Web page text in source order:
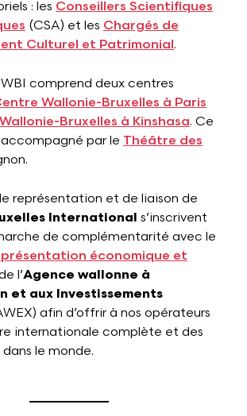
: les Conseillers Scientifiques
(CSA) et les Chargés de
Culturel et Patrimonial.
comprend deux centres
Wallonie-Bruxelles à Paris
Bruxelles à Kinshasa. Ce
par le Théâtre des
représentation et de liaison de
International s’inscrivent
de complémentarité avec le
économique et
l’Agence wallonne à
et aux Investissements
afin d’offrir à nos opérateurs
internationale complète et des
le monde.